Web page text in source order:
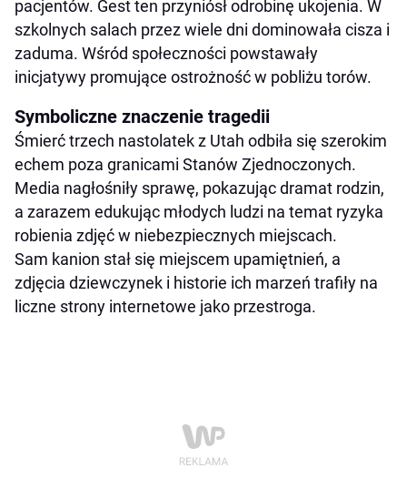
pacjentów. Gest ten przyniósł odrobinę ukojenia. W
szkolnych salach przez wiele dni dominowała cisza i
zaduma. Wśród społeczności powstawały
inicjatywy promujące ostrożność w pobliżu torów.
Symboliczne znaczenie tragedii
Śmierć trzech nastolatek z Utah odbiła się szerokim
echem poza granicami Stanów Zjednoczonych.
Media nagłośniły sprawę, pokazując dramat rodzin,
a zarazem edukując młodych ludzi na temat ryzyka
robienia zdjęć w niebezpiecznych miejscach.
Sam kanion stał się miejscem upamiętnień, a
zdjęcia dziewczynek i historie ich marzeń trafiły na
liczne strony internetowe jako przestroga.